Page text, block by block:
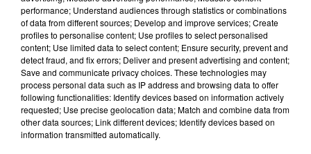
L'HOROSCOPE
performance; Understand audiences through statistics or combinations
of data from different sources; Develop and improve services; Create
profiles to personalise content; Use profiles to select personalised
content; Use limited data to select content; Ensure security, prevent and
detect fraud, and fix errors; Deliver and present advertising and content;
Save and communicate privacy choices. These technologies may
process personal data such as IP address and browsing data to offer
following functionalities: Identify devices based on information actively
requested; Use precise geolocation data; Match and combine data from
other data sources; Link different devices; Identify devices based on
information transmitted automatically.